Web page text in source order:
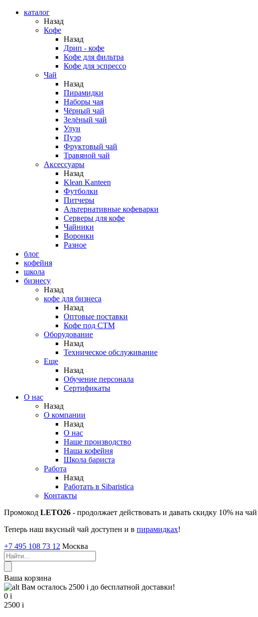
каталог
Назад
Кофе
Назад
Дрип - кофе
Кофе для фильтра
Кофе для эспрессо
Чай
Назад
Пирамидки
Наборы чая
Чёрный чай
Зелёный чай
Улун
Пуэр
Фруктовый чай
Травяной чай
Аксессуары
Назад
Klean Kanteen
Футболки
Питчеры
Альтернативные кофеварки
Серверы для кофе
Чайники
Воронки
Разное
блог
кофейня
школа
бизнесу
Назад
кофе для бизнеса
Назад
Оптовые поставки
Кофе под СТМ
Оборудование
Назад
Техническое обслуживание
Еще
Назад
Обучение персонала
Сертификаты
О нас
Назад
O компании
Назад
О нас
Наше производство
Наша кофейня
Школа бариста
Работа
Назад
Работать в Sibaristica
Контакты
Промокод LETO26 - продолжает действовать и давать скидку 10% на
Теперь наш вкусный чай доступен и в пирамидках!
+7 495 108 73 12 Москва
Ваша корзина
Вам осталось 2500 i до бесплатной доставки!
0 i
2500 i